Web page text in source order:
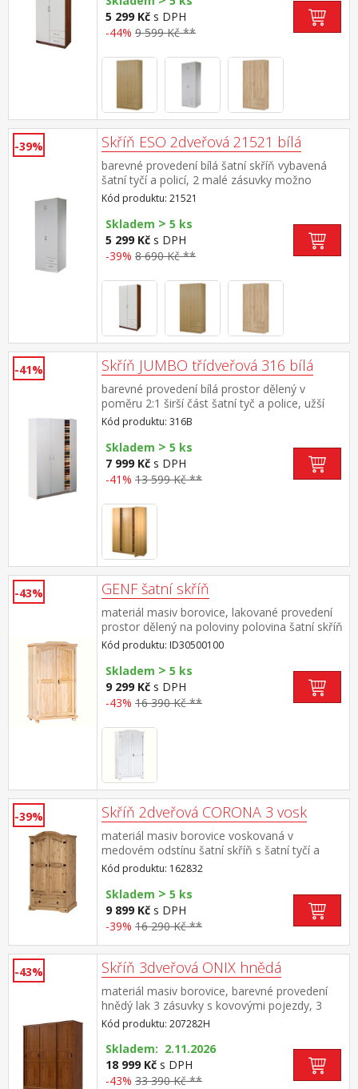
5 299 Kč s DPH
-44% 9 599 Kč **
-39% Skříň ESO 2dveřová 21521 bílá
barevné provedení bílá šatní skříň vybavená
šatní tyčí a policí, 2 malé zásuvky možno
doplnit o nástavec 21525
Kód produktu: 21521
Skladem > 5 ks
5 299 Kč s DPH
-39% 8 690 Kč **
-41% Skříň JUMBO třídveřová 316 bílá
barevné provedení bílá prostor dělený v
poměru 2:1 širší část šatní tyč a police, užší
část 5 variabilních polic doporučený nástavec
317B
Kód produktu: 316B
Skladem > 5 ks
7 999 Kč s DPH
-41% 13 599 Kč **
-43% GENF šatní skříň
materiál masiv borovice, lakované provedení
prostor dělený na poloviny polovina šatní skříň
s šatní tyčí a policí, v druhé polovině 3 variabilní
police
Kód produktu: ID30500100
Skladem > 5 ks
9 299 Kč s DPH
-43% 16 390 Kč **
-39% Skříň 2dveřová CORONA 3 vosk
materiál masiv borovice voskovaná v
medovém odstínu šatní skříň s šatní tyčí a
policí na klobouky 1 široká zásuvka, kovové
ozdobné úchytky součást sestavy Corona 3
Kód produktu: 162832
Skladem > 5 ks
9 899 Kč s DPH
-39% 16 290 Kč **
-43% Skříň 3dveřová ONIX hnědá
materiál masiv borovice, barevné provedení
hnědý lak 3 zásuvky s kovovými pojezdy, 3
posuvné dveře ve střední části 4 police, v levé
a pravé části vždy 1 police a kovová šatní tyč
Kód produktu: 207282H
Skladem: 2.11.2026
18 999 Kč s DPH
-43% 33 390 Kč **